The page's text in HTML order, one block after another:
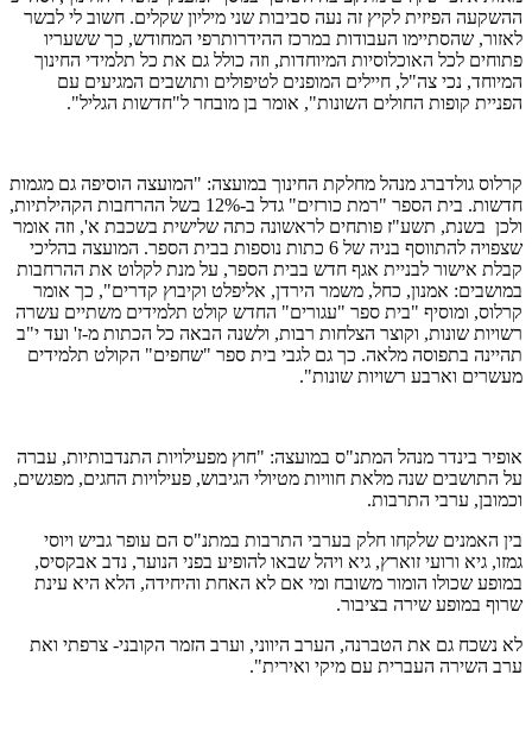
ההשקעה הפיזית לקיץ זה נעה סביבות שני מיליון שקלים. חשוב לי לבשר
לאזור, שהסתיימו העבודות במרכז ההידרותרפי המחודש, כך ששעריו
פתוחים לכל האוכלוסיות המיוחדות, וזה כולל גם את כל תלמידי החינוך
המיוחד, נכי צה"ל, חיילים המופנים לטיפולים ותושבים המגיעים עם
הפניית קופות החולים השונות", אומר בן מובחר ל"חדשות הגליל".
קרלוס גולדברג מנהל מחלקת החינוך במועצה: "המועצה הוסיפה גם מגמות
חדשות. בית הספר "רמת כורזים" גדל ב-12% בשל ההרחבות הקהילתיות,
ולכן בשנת, תשע"ז פותחים לראשונה כתה שלישית בשכבת א', וזה אומר
שצפויה להתווסף בניה של 6 כתות נוספות בבית הספר. המועצה בהליכי
קבלת אישור לבניית אגף חדש בבית הספר, על מנת לקלוט את ההרחבות
במושבים: אמנון, כחל, משמר הירדן, אליפלט וקיבוץ קדרים", כך אומר
קרלוס, ומוסיף "בית ספר "עגורים" החדש קולט תלמידים משתיים עשרה
רשויות שונות, וקוצר הצלחות רבות, ולשנה הבאה כל הכתות מ-ז' ועד י"ב
תהיינה בתפוסה מלאה. כך גם לגבי בית ספר "שחפים" הקולט תלמידים
מעשרים וארבע רשויות שונות".
אופיר בינדר מנהל המתנ"ס במועצה: "חוץ מפעילויות התנדבותיות, עברה
על התושבים שנה מלאת חוויות מטיולי הגיבוש, פעילויות החגים, מפגשים,
וכמובן, ערבי התרבות.
בין האמנים שלקחו חלק בערבי התרבות במתנ"ס הם עופר גביש ויוסי
גמזו, גיא ורועי זוארץ, גיא ויהל שבאו להופיע בפני הנוער, נדב אבקסיס,
במופע שכולו הומור משובח ומי אם לא האחת והיחידה, הלא היא עינת
שרוף במופע שירה בציבור.
לא נשכח גם את הטברנה, הערב היווני, וערב הזמר הקובני- צרפתי ואת
ערב השירה העברית עם מיקי ואירית".